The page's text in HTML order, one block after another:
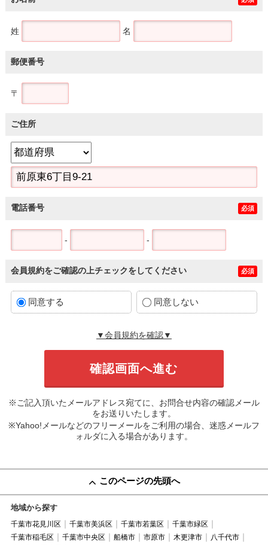
姓 名
郵便番号
〒
ご住所
電話番号 必須
- -
会員規約をご確認の上チェックをしてください 必須
同意する 同意しない
▼会員規約を確認▼
※ご記入頂いたメールアドレス宛てに、お問合せ内容の確認メール
をお送りいたします。
※Yahoo!メールなどのフリーメールをご利用の場合、迷惑メールフ
ォルダに入る場合があります。
このページの先頭へ
地域から探す
千葉市花見川区 千葉市美浜区 千葉市若葉区
千葉市緑区
千葉市稲毛区
千葉市中央区 船橋市 市原市 木更津市
八千代市